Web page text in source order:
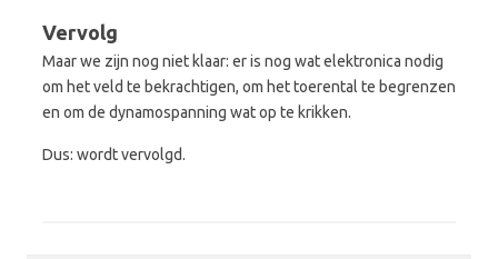
Vervolg
Maar we zijn nog niet klaar: er is nog wat elektronica nodig
om het veld te bekrachtigen, om het toerental te begrenzen
en om de dynamospanning wat op te krikken.
Dus: wordt vervolgd.